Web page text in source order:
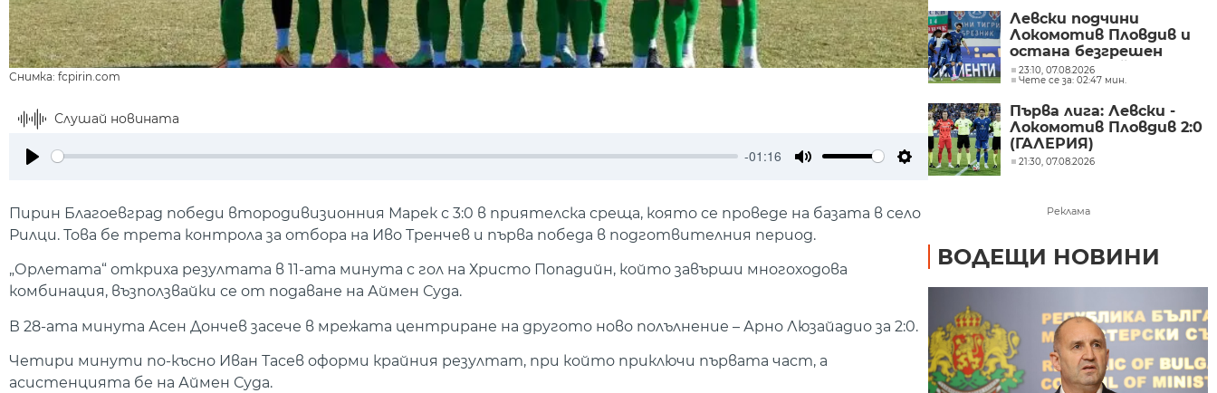
Снимка: fcpirin.com
Слушай новината
-01:16
Settings
Пирин Благоевград победи втородивизионния Марек с 3:0 в приятелска среща, която се проведе на базата в село
Рилци. Това бе трета контрола за отбора на Иво Тренчев и първа победа в подготвителния период.
„Орлетата“ откриха резултата в 11-ата минута с гол на Христо Попадийн, който завърши многоходова
комбинация, възползвайки се от подаване на Аймен Суда.
В 28-ата минута Асен Дончев засече в мрежата центриране на другото ново полълнение – Арно Люзайадио за 2:0.
Четири минути по-късно Иван Тасев оформи крайния резултат, при който приключи първата част, а
асистенцията бе на Аймен Суда.
Левски подчини
Локомотив Пловдив и
остана безгрешен
преди европейското
изпитание
23:10, 07.08.2026
Чете се за: 02:47 мин.
Първа лига: Левски -
Локомотив Пловдив 2:0
(ГАЛЕРИЯ)
21:30, 07.08.2026
Реклама
ВОДЕЩИ НОВИНИ